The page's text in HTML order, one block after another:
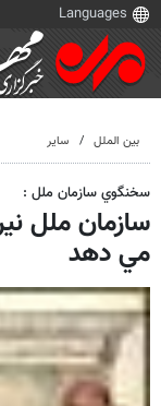
بین الملل سایر
سخنگوي سازمان ملل :
سازمان ملل
مي دهد